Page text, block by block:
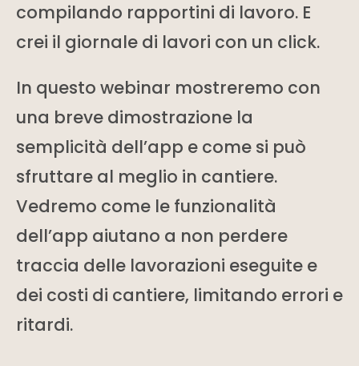
compilando rapportini di lavoro. E
crei il giornale di lavori con un click.
In questo webinar mostreremo con
una breve dimostrazione la
semplicità dell’app e come si può
sfruttare al meglio in cantiere.
Vedremo come le funzionalità
dell’app aiutano a non perdere
traccia delle lavorazioni eseguite e
dei costi di cantiere, limitando errori e
ritardi.